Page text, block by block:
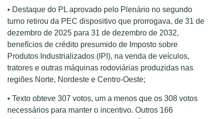
• Destaque do PL aprovado pelo Plenário no segundo
turno retirou da PEC dispositivo que prorrogava, de 31 de
dezembro de 2025 para 31 de dezembro de 2032,
benefícios de crédito presumido de Imposto sobre
Produtos Industrializados (IPI), na venda de veículos,
tratores e outras máquinas rodoviárias produzidas nas
regiões Norte, Nordeste e Centro-Oeste;
• Texto obteve 307 votos, um a menos que os 308 votos
necessários para manter o incentivo. Outros 166